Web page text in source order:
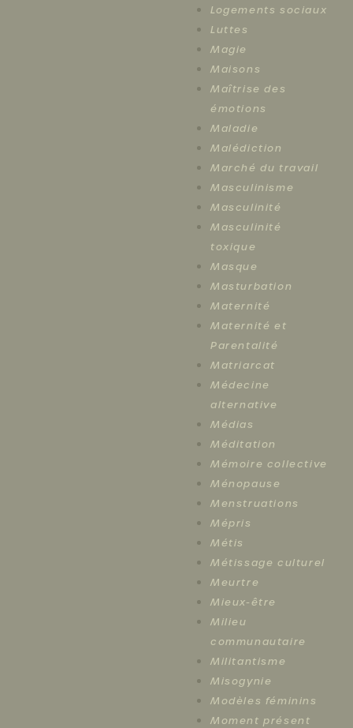
Logements sociaux
Luttes
Magie
Maisons
Maîtrise des
émotions
Maladie
Malédiction
Marché du travail
Masculinisme
Masculinité
Masculinité
toxique
Masque
Masturbation
Maternité
Maternité et
Parentalité
Matriarcat
Médecine
alternative
Médias
Méditation
Mémoire collective
Ménopause
Menstruations
Mépris
Métis
Métissage culturel
Meurtre
Mieux-être
Milieu
communautaire
Militantisme
Misogynie
Modèles féminins
Moment présent